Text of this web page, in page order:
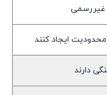
غیررسمی
ایجاد کنند
دارند